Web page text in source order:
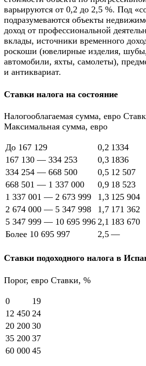
варьируются от 0,2 до 2,5 %. Под
подразумеваются объекты
доход от профессиональной
вклады, источники временного
роскоши (ювелирные изделия,
автомобили, яхты, самолеты),
и антиквариат.
Ставки налога на состояние
Налогооблагаемая сумма, евро
Максимальная сумма, евро
До 167 129 0,2 1334
167 130 — 334 253
0,3 1836
334 254 — 668 500
0,5 12 507
668 501 — 1 337 000
0,9 18 523
1 337 001 — 2 673 999
1,3 125 904
2 674 000 — 5 347 998
1,7 171 362
5 347 999 — 10 695 996 2,1 183 670
Более 10 695 997
2,5 —
Ставки подоходного налога в
Порог, евро Ставки, %
0
19
12 450 24
20 200 30
35 200 37
60 000 45